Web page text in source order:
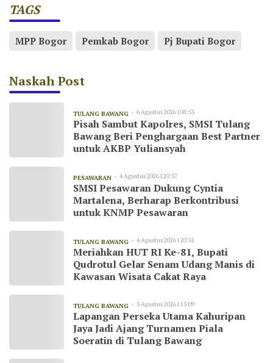
TAGS
MPP Bogor Pemkab Bogor Pj Bupati Bogor
Naskah Post
TULANG BAWANG 6 Agustus 2026 | 08:55
Pisah Sambut Kapolres, SMSI Tulang
Bawang Beri Penghargaan Best Partner
untuk AKBP Yuliansyah
PESAWARAN 4 Agustus 2026 | 20:57
SMSI Pesawaran Dukung Cyntia
Martalena, Berharap Berkontribusi
untuk KNMP Pesawaran
TULANG BAWANG 4 Agustus 2026 | 20:51
Meriahkan HUT RI Ke-81, Bupati
Qudrotul Gelar Senam Udang Manis di
Kawasan Wisata Cakat Raya
TULANG BAWANG 3 Agustus 2026 | 13:09
Lapangan Perseka Utama Kahuripan
Jaya Jadi Ajang Turnamen Piala
Soeratin di Tulang Bawang